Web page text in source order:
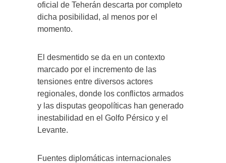
oficial de Teherán descarta por completo
dicha posibilidad, al menos por el
momento.
El desmentido se da en un contexto
marcado por el incremento de las
tensiones entre diversos actores
regionales, donde los conflictos armados
y las disputas geopolíticas han generado
inestabilidad en el Golfo Pérsico y el
Levante.
Fuentes diplomáticas internacionales